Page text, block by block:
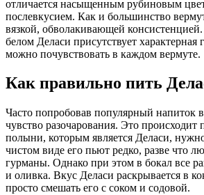
отличается насыщенным рубиновым
послевкусием. Как и большинство
вязкой, обволакивающей
белом Деласи присутствует характерная
можно почувствовать в каждом вермуте.
Как правильно пить
Часто попробовав популярный напиток
чувство разочарования. Это происходит
полыни, которым является Деласи,
чистом виде его пьют редко, разве что
гурманы. Однако при этом в бокал все
и оливка. Вкус Деласи раскрывается в
просто смешать его с соком и содовой.